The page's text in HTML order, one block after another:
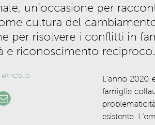
un’occasione per
cultura del
per risolvere i conflitti in
e riconoscimento reciproco.
L’anno 2020
famiglie
esistente.